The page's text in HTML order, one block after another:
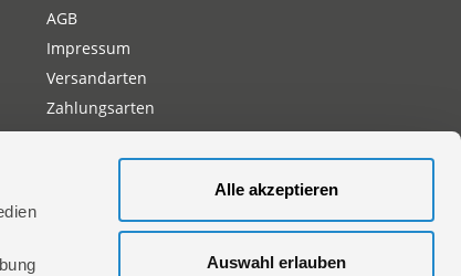
Alle akzeptieren
Auswahl erlauben
AGB
Impressum
Versandarten
Zahlungsarten
Compliance
Datenschutz